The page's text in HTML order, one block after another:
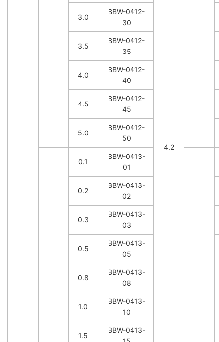
4.2
3.0
BBW-0412-
30
3.5
BBW-0412-
35
4.0
BBW-0412-
40
4.5
BBW-0412-
45
5.0
BBW-0412-
50
0.1
BBW-0413-
01
0.2
BBW-0413-
02
0.3
BBW-0413-
03
0.5
BBW-0413-
05
0.8
BBW-0413-
08
1.0
BBW-0413-
10
1.5
BBW-0413-